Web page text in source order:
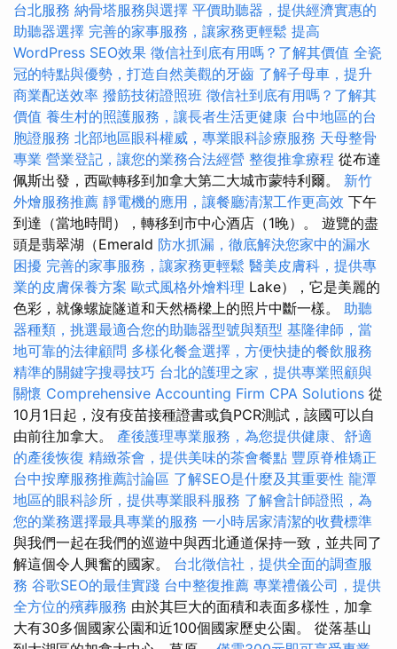
台北服務 納骨塔服務與選擇 平價助聽器，提供經濟實惠的
助聽器選擇 完善的家事服務，讓家務更輕鬆 提高
WordPress SEO效果 徵信社到底有用嗎？了解其價值 全瓷
冠的特點與優勢，打造自然美觀的牙齒 了解子母車，提升
商業配送效率 撥筋技術證照班 徵信社到底有用嗎？了解其
價值 養生村的照護服務，讓長者生活更健康 台中地區的台
胞證服務 北部地區眼科權威，專業眼科診療服務 天母整骨
專業 營業登記，讓您的業務合法經營 整復推拿療程 從布達
佩斯出發，西歐轉移到加拿大第二大城市蒙特利爾。 新竹
外燴服務推薦 靜電機的應用，讓餐廳清潔工作更高效 下午
到達（當地時間），轉移到市中心酒店（1晚）。 遊覽的盡
頭是翡翠湖（Emerald 防水抓漏，徹底解決您家中的漏水
困擾 完善的家事服務，讓家務更輕鬆 醫美皮膚科，提供專
業的皮膚保養方案 歐式風格外燴料理 Lake），它是美麗的
色彩，就像螺旋隧道和天然橋樑上的照片中斷一樣。 助聽
器種類，挑選最適合您的助聽器型號與類型 基隆律師，當
地可靠的法律顧問 多樣化餐盒選擇，方便快捷的餐飲服務
精準的關鍵字搜尋技巧 台北的護理之家，提供專業照顧與
關懷 Comprehensive Accounting Firm CPA Solutions 從
10月1日起，沒有疫苗接種證書或負PCR測試，該國可以自
由前往加拿大。 產後護理專業服務，為您提供健康、舒適
的產後恢復 精緻茶會，提供美味的茶會餐點 豐原脊椎矯正
台中按摩服務推薦討論區 了解SEO是什麼及其重要性 龍潭
地區的眼科診所，提供專業眼科服務 了解會計師證照，為
您的業務選擇最具專業的服務 一小時居家清潔的收費標準
與我們一起在我們的巡遊中與西北通道保持一致，並共同了
解這個令人興奮的國家。 台北徵信社，提供全面的調查服
務 谷歌SEO的最佳實踐 台中整復推薦 專業禮儀公司，提供
全方位的殯葬服務 由於其巨大的面積和表面多樣性，加拿
大有30多個國家公園和近100個國家歷史公園。 從落基山